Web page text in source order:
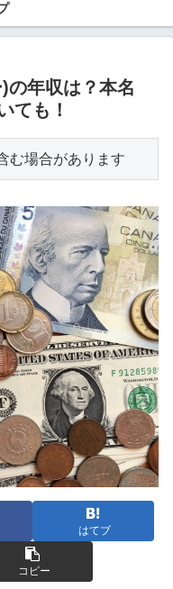
の年収は？本名
ても！
む場合があります
はてブ
コピー